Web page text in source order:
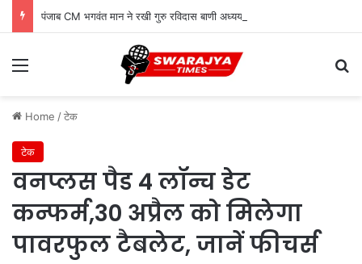
पंजाब CM भगवंत मान ने रखी गुरु रविदास बाणी अध्ययन केंद्र की नींव
Menu
Home /टेक
टेक
वनप्लस पैड 4 लॉन्च डेट
कन्फर्म,30 अप्रैल को मिलेगा
पावरफुल टैबलेट, जानें फीचर्स